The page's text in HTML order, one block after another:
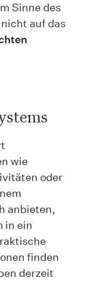
Sinne des
auf das
wie
oder
anbieten,
in ein
finden
derzeit